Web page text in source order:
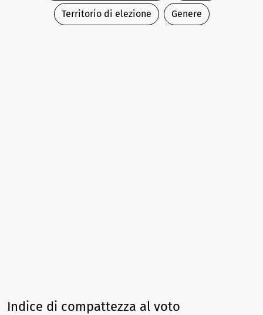
Territorio di elezione Genere
Indice di compattezza al voto